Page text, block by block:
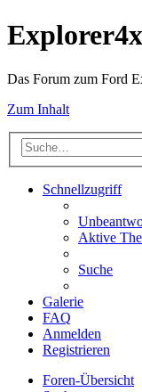
Das Forum zum Ford
Zum Inhalt
Schnellzugriff
Aktive
Suche
Galerie
FAQ
Anmelden
Registrieren
Foren-Übersicht